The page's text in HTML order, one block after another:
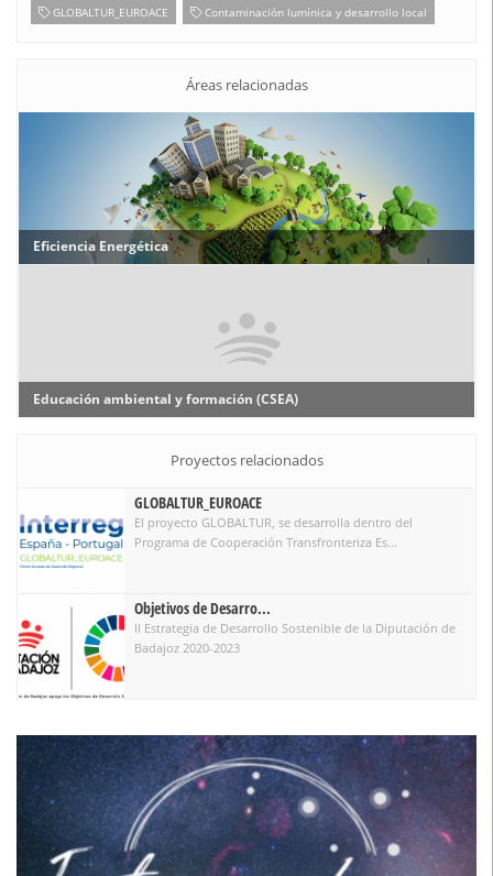
GLOBALTUR_EUROACE
Contaminación lumínica y desarrollo local
Áreas relacionadas
Eficiencia Energética
Educación ambiental y formación (CSEA)
Proyectos relacionados
GLOBALTUR_EUROACE
El proyecto GLOBALTUR, se desarrolla dentro del
Programa de Cooperación Transfronteriza Es...
Objetivos de Desarro...
II Estrategia de Desarrollo Sostenible de la Diputación de
Badajoz 2020-2023